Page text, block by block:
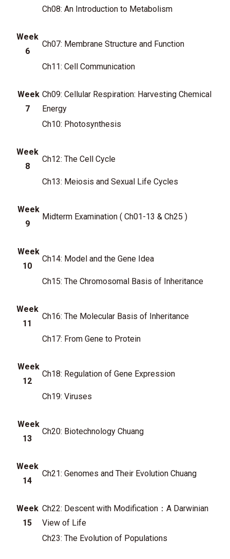
Ch08: An Introduction to Metabolism
Week
6
Ch07: Membrane Structure and Function
Ch11: Cell Communication
Week
7
Ch09: Cellular Respiration: Harvesting Chemical
Energy
Ch10: Photosynthesis
Week
8
Ch12: The Cell Cycle
Ch13: Meiosis and Sexual Life Cycles
Week
9
Midterm Examination ( Ch01-13 & Ch25 )
Week
10
Ch14: Model and the Gene Idea
Ch15: The Chromosomal Basis of Inheritance
Week
11
Ch16: The Molecular Basis of Inheritance
Ch17: From Gene to Protein
Week
12
Ch18: Regulation of Gene Expression
Ch19: Viruses
Week
13
Ch20: Biotechnology Chuang
Week
14
Ch21: Genomes and Their Evolution Chuang
Week
15
Ch22: Descent with Modification：A Darwinian
View of Life
Ch23: The Evolution of Populations